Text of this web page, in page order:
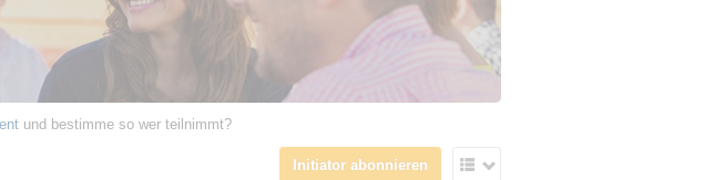
und bestimme so wer teilnimmt?
Initiator abonnieren